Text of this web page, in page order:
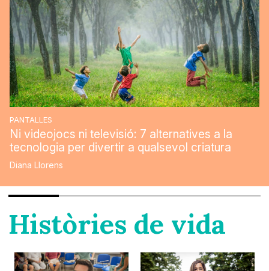
PANTALLES
Ni videojocs ni televisió: 7 alternatives a la
tecnologia per divertir a qualsevol criatura
Diana Llorens
Històries de vida